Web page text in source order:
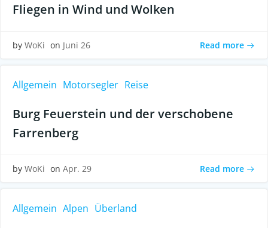
Fliegen in Wind und Wolken
by WoKi on Juni 26 Read more
Allgemein Motorsegler Reise
Burg Feuerstein und der verschobene
Farrenberg
by WoKi on Apr. 29 Read more
Allgemein Alpen Überland